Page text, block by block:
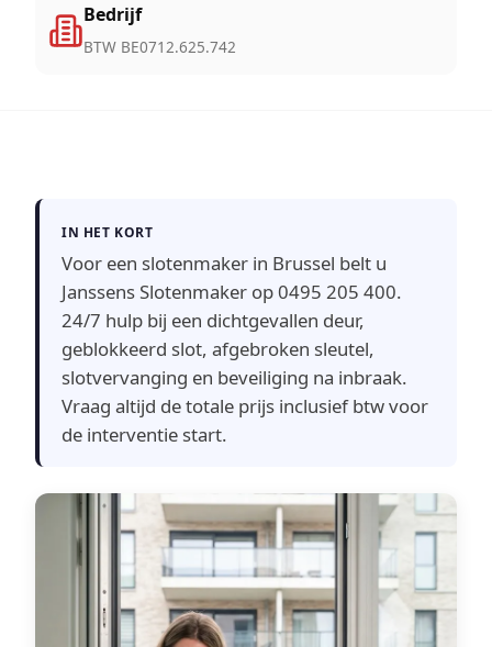
Bedrijf
BTW BE0712.625.742
IN HET KORT
Voor een slotenmaker in Brussel belt u
Janssens Slotenmaker op 0495 205 400.
24/7 hulp bij een dichtgevallen deur,
geblokkeerd slot, afgebroken sleutel,
slotvervanging en beveiliging na inbraak.
Vraag altijd de totale prijs inclusief btw voor
de interventie start.